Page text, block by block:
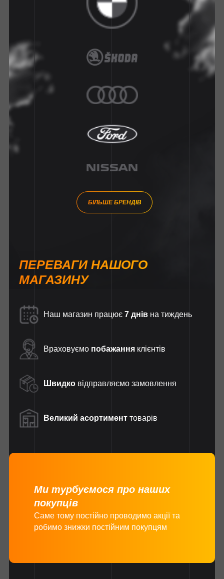
БІЛЬШЕ БРЕНДІВ
ПЕРЕВАГИ НАШОГО
МАГАЗИНУ
Наш магазин працює 7 днів на тиждень
Враховуємо побажання клієнтів
Швидко відправляємо замовлення
Великий асортимент товарів
Ми турбуємося про наших
покупців
Саме тому постійно проводимо акції та
робимо знижки постійним покупцям